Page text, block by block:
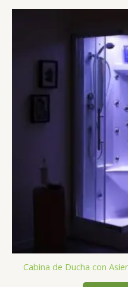
Cabina de Ducha con